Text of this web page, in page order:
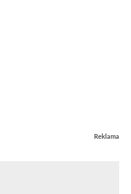
Reklama